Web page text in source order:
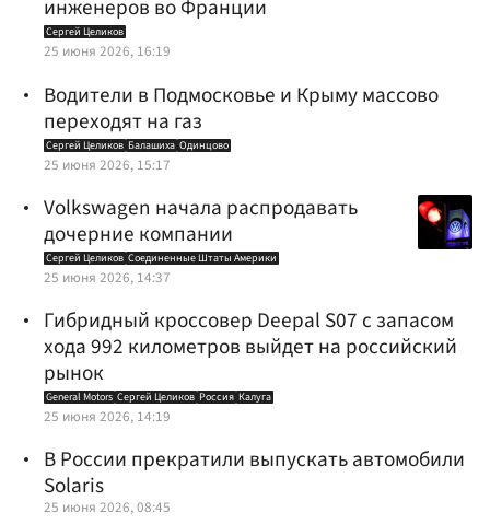
инженеров во Франции
Сергей Целиков
25 июня 2026, 16:19
Водители в Подмосковье и Крыму массово
переходят на газ
Сергей Целиков Балашиха Одинцово
25 июня 2026, 15:17
Volkswagen начала распродавать
дочерние компании
Сергей Целиков Соединенные Штаты Америки
25 июня 2026, 14:37
Гибридный кроссовер Deepal S07 с запасом
хода 992 километров выйдет на российский
рынок
General Motors Сергей Целиков Россия Калуга
25 июня 2026, 14:19
В России прекратили выпускать автомобили
Solaris
25 июня 2026, 08:45